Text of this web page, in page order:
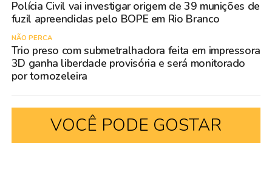
Polícia Civil vai investigar origem de 39 munições de
fuzil apreendidas pelo BOPE em Rio Branco
NÃO PERCA
Trio preso com submetralhadora feita em impressora
3D ganha liberdade provisória e será monitorado
por tornozeleira
VOCÊ PODE GOSTAR